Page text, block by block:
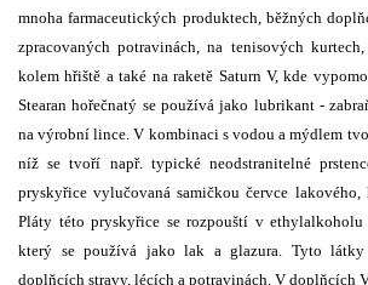
mnoha farmaceutických produktech, běžných
zpracovaných potravinách, na tenisových
kolem hřiště a také na raketě Saturn V, kde
Stearan hořečnatý se používá jako lubrikant -
na výrobní lince. V kombinaci s vodou a mýdlem
níž se tvoří např. typické neodstranitelné
pryskyřice vylučovaná samičkou červce
Pláty této pryskyřice se rozpouští v
který se používá jako lak a glazura. Tyto
doplňcích stravy, lécích a potravinách. V doplňcích